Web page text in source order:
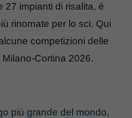
27 impianti di risalita, è
rinomate per lo sci. Qui
competizioni delle
Cortina 2026.
più grande del mondo,